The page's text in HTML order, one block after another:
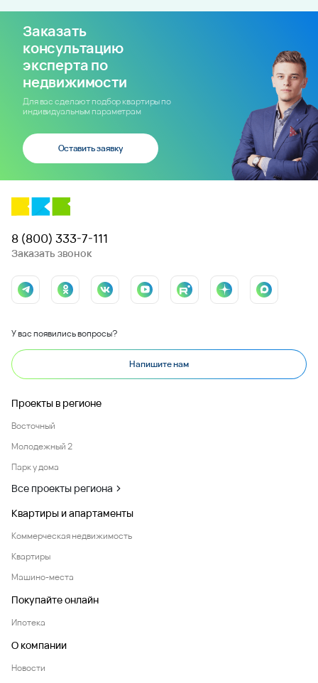
Заказать
консультацию
эксперта по
недвижимости
Для вас сделают подбор квартиры по
индивидуальным параметрам
Оставить заявку
8 (800) 333-7-111
Заказать звонок
У вас появились вопросы?
Напишите нам
Проекты в регионе
Восточный
Молодежный 2
Парк у дома
Все проекты региона
Квартиры и апартаменты
Коммерческая недвижимость
Квартиры
Машино-места
Покупайте онлайн
Ипотека
О компании
Новости